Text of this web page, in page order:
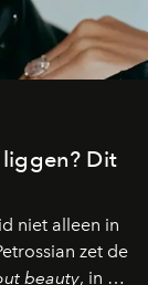
Dit
niet alleen in
zet de
beauty, in de